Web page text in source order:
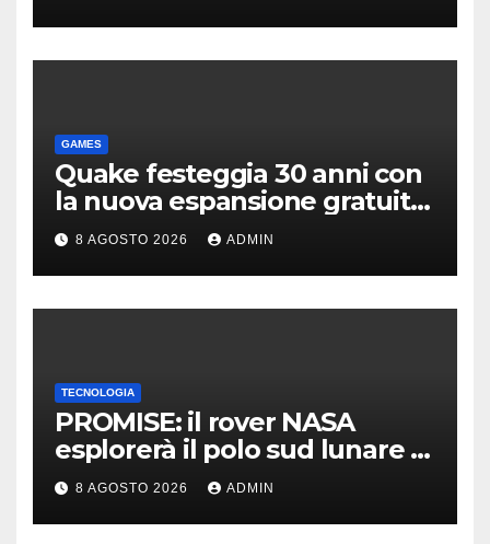
GAMES
Quake festeggia 30 anni con
la nuova espansione gratuita
Dawn of The Machine
8 AGOSTO 2026 ADMIN
TECNOLOGIA
PROMISE: il rover NASA
esplorerà il polo sud lunare |
Cosa sappiamo
8 AGOSTO 2026 ADMIN